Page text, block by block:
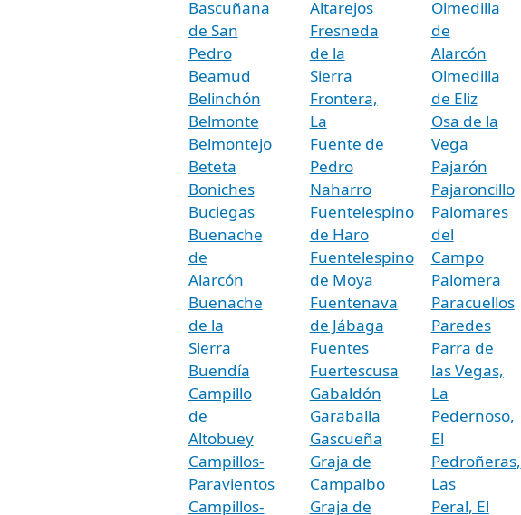
Bascuñana
de San
Pedro
Beamud
Belinchón
Belmonte
Belmontejo
Beteta
Boniches
Buciegas
Buenache
de
Alarcón
Buenache
de la
Sierra
Buendía
Campillo
de
Altobuey
Campillos-
Paravientos
Campillos-
Altarejos
Fresneda
de la
Sierra
Frontera,
La
Fuente de
Pedro
Naharro
Fuentelespino
de Haro
Fuentelespino
de Moya
Fuentenava
de Jábaga
Fuentes
Fuertescusa
Gabaldón
Garaballa
Gascueña
Graja de
Campalbo
Graja de
Olmedilla
de
Alarcón
Olmedilla
de Eliz
Osa de la
Vega
Pajarón
Pajaroncillo
Palomares
del
Campo
Palomera
Paracuellos
Paredes
Parra de
las Vegas,
La
Pedernoso,
El
Pedroñeras,
Las
Peral, El